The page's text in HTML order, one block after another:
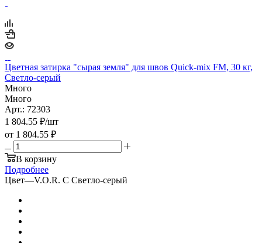
Цветная затирка "сырая земля" для швов Quick-mix FM, 30 кг,
Светло-серый
Много
Много
Арт.: 72303
1 804.55 ₽/шт
от 1 804.55 ₽
В корзину
Подробнее
Цвет—V.O.R. С Cветло-серый